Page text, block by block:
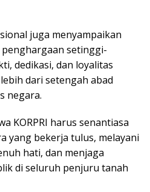
juga menyampaikan
setinggi-
dedikasi, dan loyalitas
dari setengah abad
negara.
KORPRI harus senantiasa
yang bekerja tulus, melayani
hati, dan menjaga
di seluruh penjuru tanah